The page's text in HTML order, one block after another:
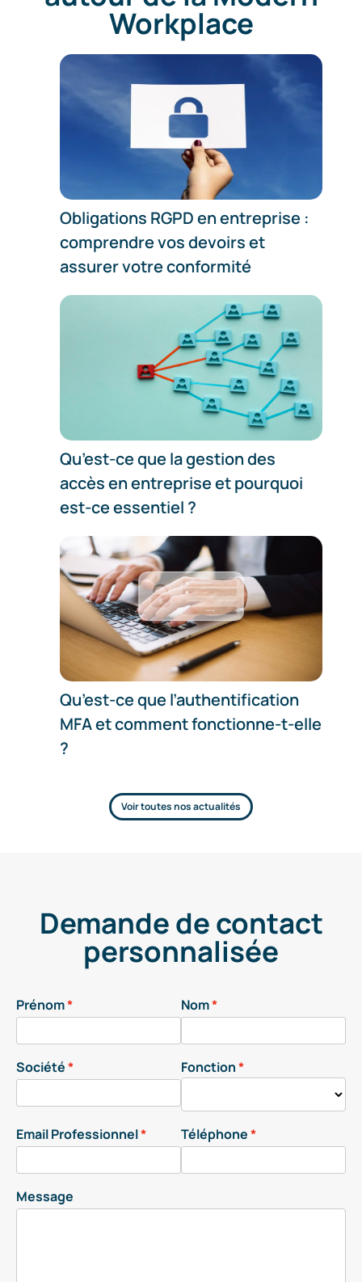
Workplace
Obligations RGPD en entreprise :
comprendre vos devoirs et
assurer votre conformité
Qu’est-ce que la gestion des
accès en entreprise et pourquoi
est-ce essentiel ?
Qu’est-ce que l’authentification
MFA et comment fonctionne-t-elle
?
Voir toutes nos actualités
Demande de contact
personnalisée
Prénom Nom
Société Fonction
Email Professionnel Téléphone
Message